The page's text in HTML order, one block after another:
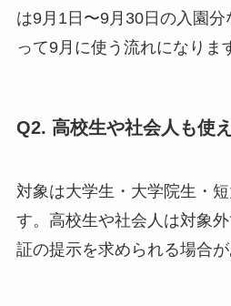
は9月1日〜9月30日の入園
って9月に使う流れになりま
Q2. 高校生や社会人も使
対象は大学生・大学院生・
す。高校生や社会人は対象
証の提示を求められる場合が